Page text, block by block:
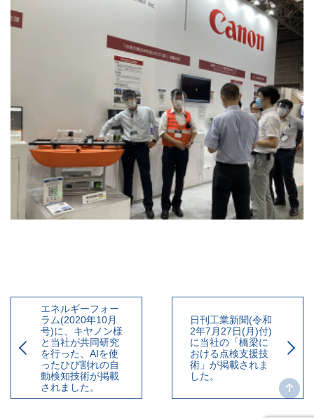
エネルギーフォー
ラム(2020年10月
号)に、キヤノン様
と当社が共同研究
を行った、AIを使
ったひび割れの自
動検知技術が掲載
されました。
日刊工業新聞(令和
2年7月27日(月)付)
に当社の「橋梁に
おける点検支援技
術」が掲載されま
した。